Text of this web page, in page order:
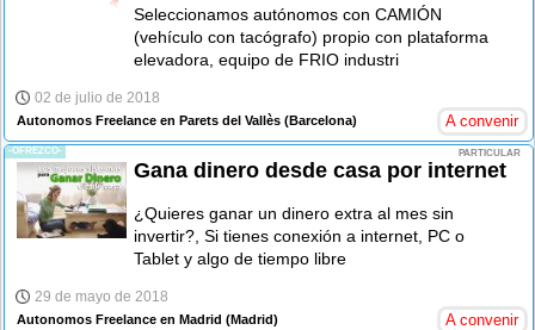
Seleccionamos autónomos con CAMIÓN
(vehículo con tacógrafo) propio con plataforma
elevadora, equipo de FRIO industri
02 de julio de 2018
Autonomos Freelance en Parets del Vallès (Barcelona) A convenir
-OFREZCO- PARTICULAR
Gana dinero desde casa por internet
¿Quieres ganar un dinero extra al mes sin
invertir?, Si tienes conexión a internet, PC o
Tablet y algo de tiempo libre
29 de mayo de 2018
Autonomos Freelance en Madrid (Madrid) A convenir